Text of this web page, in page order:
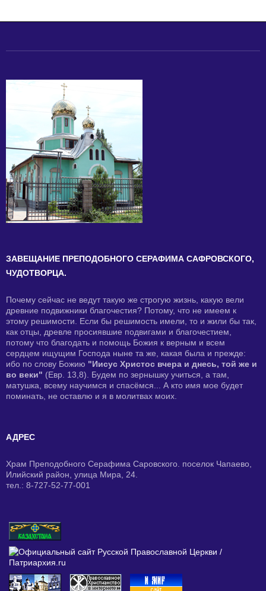
ЗАВЕЩАНИЕ ПРЕПОДОБНОГО СЕРАФИМА САФРОВСКОГО,
ЧУДОТВОРЦА.
Почему сейчас не ведут такую же строгую жизнь, какую вели
древние подвижники благочестия? Потому, что не имеем к
этому решимости. Если бы решимость имели, то и жили бы так,
как отцы, древле просиявшие подвигами и благочестием,
потому что благодать и помощь Божия к верным и всем
сердцем ищущим Господа ныне та же, какая была и прежде:
ибо по слову Божию "Иисус Христос вчера и днесь, той же и
во веки" (Евр. 13,8). Будем по зернышку учиться, а там,
матушка, всему научимся и спасёмся... А кто имя мое будет
поминать, не оставлю и я в молитвах моих.
АДРЕС
Храм Преподобного Серафима Саровского. поселок Чапаево,
Илийский район, улица Мира, 24.
тел.: 8-727-52-77-001